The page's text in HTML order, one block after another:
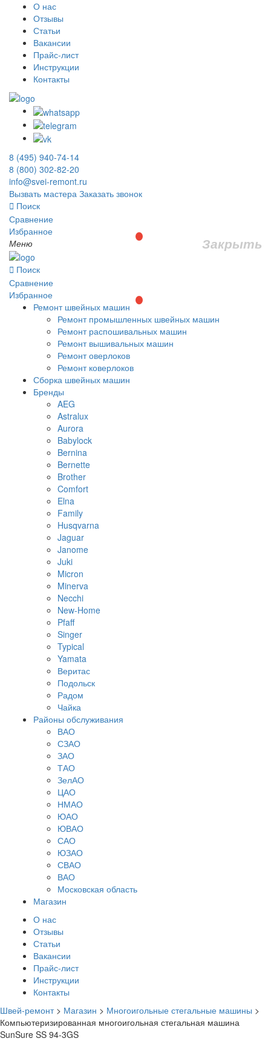
О нас
Отзывы
Статьи
Вакансии
Прайс-лист
Инструкции
Контакты
8 (495) 940-74-14
8 (800) 302-82-20
info@svei-remont.ru
Вызвать мастера Заказать звонок
Поиск
Сравнение
Избранное
Меню
Закрыть
Поиск
Сравнение
Избранное
Ремонт швейных машин
Ремонт промышленных швейных машин
Ремонт распошивальных машин
Ремонт вышивальных машин
Ремонт оверлоков
Ремонт коверлоков
Сборка швейных машин
Бренды
AEG
Astralux
Aurora
Babylock
Bernina
Bernette
Brother
Comfort
Elna
Family
Husqvarna
Jaguar
Janome
Juki
Micron
Minerva
Necchi
New-Home
Pfaff
Singer
Typical
Yamata
Веритас
Подольск
Радом
Чайка
Районы обслуживания
ВАО
СЗАО
ЗАО
ТАО
ЗелАО
ЦАО
НМАО
ЮАО
ЮВАО
САО
ЮЗАО
СВАО
ВАО
Московская область
Магазин
О нас
Отзывы
Статьи
Вакансии
Прайс-лист
Инструкции
Контакты
Швей-ремонт> Магазин > Многоигольные стегальные машины >
Компьютеризированная многоигольная стегальная машина
SunSure SS 94-3GS